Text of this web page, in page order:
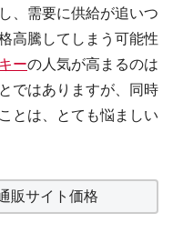
、需要に供給が追いつ
高騰してしまう可能性
ーの人気が高まるのは
ではありますが、同時
とは、とても悩ましい
販サイト価格